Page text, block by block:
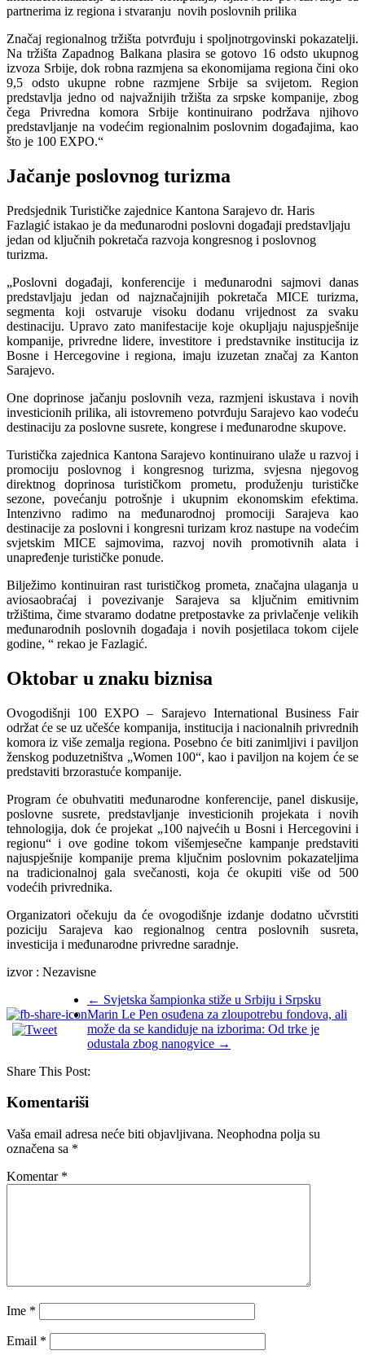
partnerima iz regiona i stvaranju novih poslovnih prilika
Značaj regionalnog tržišta potvrđuju i spoljnotrgovinski pokazatelji.
Na tržišta Zapadnog Balkana plasira se gotovo 16 odsto ukupnog
izvoza Srbije, dok robna razmjena sa ekonomijama regiona čini oko
9,5 odsto ukupne robne razmjene Srbije sa svijetom. Region
predstavlja jedno od najvažnijih tržišta za srpske kompanije, zbog
čega Privredna komora Srbije kontinuirano podržava njihovo
predstavljanje na vodećim regionalnim poslovnim događajima, kao
što je 100 EXPO.“
Jačanje poslovnog turizma
Predsjednik Turističke zajednice Kantona Sarajevo dr. Haris
Fazlagić istakao je da međunarodni poslovni događaji predstavljaju
jedan od ključnih pokretača razvoja kongresnog i poslovnog
turizma.
„Poslovni događaji, konferencije i međunarodni sajmovi danas
predstavljaju jedan od najznačajnijih pokretača MICE turizma,
segmenta koji ostvaruje visoku dodanu vrijednost za svaku
destinaciju. Upravo zato manifestacije koje okupljaju najuspješnije
kompanije, privredne lidere, investitore i predstavnike institucija iz
Bosne i Hercegovine i regiona, imaju izuzetan značaj za Kanton
Sarajevo.
One doprinose jačanju poslovnih veza, razmjeni iskustava i novih
investicionih prilika, ali istovremeno potvrđuju Sarajevo kao vodeću
destinaciju za poslovne susrete, kongrese i međunarodne skupove.
Turistička zajednica Kantona Sarajevo kontinuirano ulaže u razvoj i
promociju poslovnog i kongresnog turizma, svjesna njegovog
direktnog doprinosa turističkom prometu, produženju turističke
sezone, povećanju potrošnje i ukupnim ekonomskim efektima.
Intenzivno radimo na međunarodnoj promociji Sarajeva kao
destinacije za poslovni i kongresni turizam kroz nastupe na vodećim
svjetskim MICE sajmovima, razvoj novih promotivnih alata i
unapređenje turističke ponude.
Bilježimo kontinuiran rast turističkog prometa, značajna ulaganja u
aviosaobraćaj i povezivanje Sarajeva sa ključnim emitivnim
tržištima, čime stvaramo dodatne pretpostavke za privlačenje velikih
međunarodnih poslovnih događaja i novih posjetilaca tokom cijele
godine, “ rekao je Fazlagić.
Oktobar u znaku biznisa
Ovogodišnji 100 EXPO – Sarajevo International Business Fair
održat će se uz učešće kompanija, institucija i nacionalnih privrednih
komora iz više zemalja regiona. Posebno će biti zanimljivi i paviljon
ženskog poduzetništva „Women 100“, kao i paviljon na kojem će se
predstaviti brzorastuće kompanije.
Program će obuhvatiti međunarodne konferencije, panel diskusije,
poslovne susrete, predstavljanje investicionih projekata i novih
tehnologija, dok će projekat „100 najvećih u Bosni i Hercegovini i
regionu“ i ove godine tokom višemjesečne kampanje predstaviti
najuspješnije kompanije prema ključnim poslovnim pokazateljima
na tradicionalnoj gala svečanosti, koja će okupiti više od 500
vodećih privrednika.
Organizatori očekuju da će ovogodišnje izdanje dodatno učvrstiti
poziciju Sarajeva kao regionalnog centra poslovnih susreta,
investicija i međunarodne privredne saradnje.
izvor : Nezavisne
← Svjetska šampionka stiže u Srbiju i Srpsku
Marin Le Pen osuđena za zloupotrebu fondova, ali
može da se kandiduje na izborima: Od trke je
odustala zbog nanogvice →
Share This Post:
Komentariši
Vaša email adresa neće biti objavljivana. Neophodna polja su
označena sa *
Komentar *
Ime *
Email *